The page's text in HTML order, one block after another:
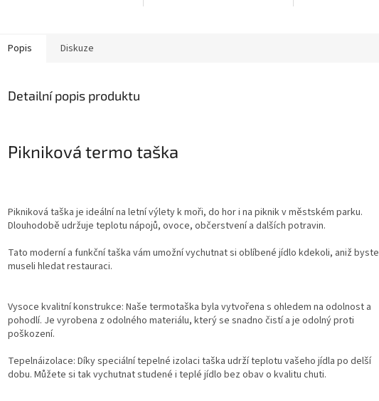
Popis Diskuze
Detailní popis produktu
Pikniková termo taška
Pikniková taška je ideální na letní výlety k moři, do hor i na piknik v městském parku.
Dlouhodobě udržuje teplotu nápojů, ovoce, občerstvení a dalších potravin.
Tato moderní a funkční taška vám umožní vychutnat si oblíbené jídlo kdekoli, aniž byste
museli hledat restauraci.
Vysoce kvalitní konstrukce: Naše termotaška byla vytvořena s ohledem na odolnost a
pohodlí. Je vyrobena z odolného materiálu, který se snadno čistí a je odolný proti
poškození.
Tepelnáizolace: Díky speciální tepelné izolaci taška udrží teplotu vašeho jídla po delší
dobu. Můžete si tak vychutnat studené i teplé jídlo bez obav o kvalitu chuti.